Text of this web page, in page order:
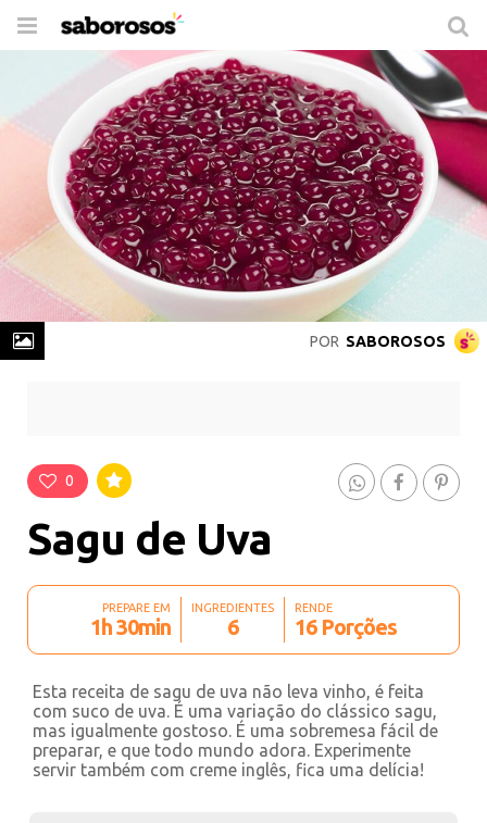
Trocar
POR SABOROSOS
0
Sagu de Uva
PREPARE EM
1h 30min
INGREDIENTES
6
RENDE
16 Porções
Esta receita de sagu de uva não leva vinho, é feita
com suco de uva. É uma variação do clássico sagu,
mas igualmente gostoso. É uma sobremesa fácil de
preparar, e que todo mundo adora. Experimente
servir também com creme inglês, fica uma delícia!